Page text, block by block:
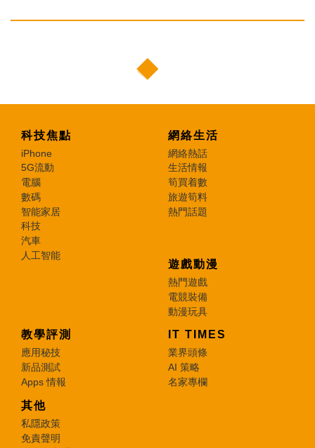
科技焦點
iPhone
5G流動
電腦
數碼
智能家居
科技
汽車
人工智能
網絡生活
網絡熱話
生活情報
筍買着數
旅遊筍料
熱門話題
遊戲動漫
熱門遊戲
電競裝備
動漫玩具
教學評測
應用秘技
新品測試
Apps 情報
IT TIMES
業界頭條
AI 策略
名家專欄
其他
私隱政策
免責聲明